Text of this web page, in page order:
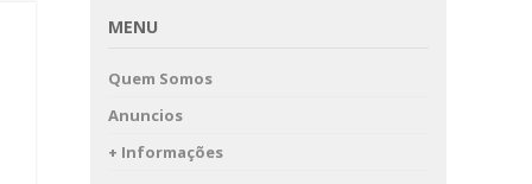
MENU
Quem Somos
Anuncios
+ Informações